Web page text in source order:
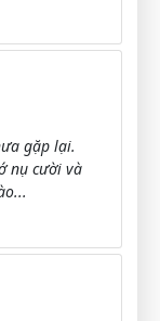
gặp lại.
nụ cười và